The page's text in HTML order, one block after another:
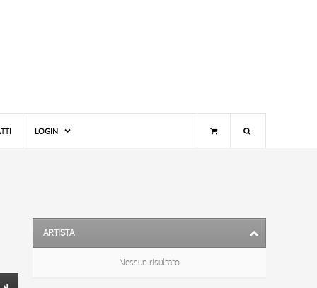
LOGIN
ARTISTA
Nessun risultato